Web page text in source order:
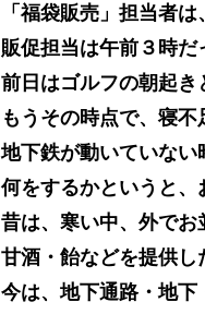
「福袋販売」担当者
販促担当は午前３時だ
前日はゴルフの朝起き
もうその時点で、寝不
地下鉄が動いていない
何をするかというと、
昔は、寒い中、外でお
甘酒・飴などを提供し
今は、地下通路・地下